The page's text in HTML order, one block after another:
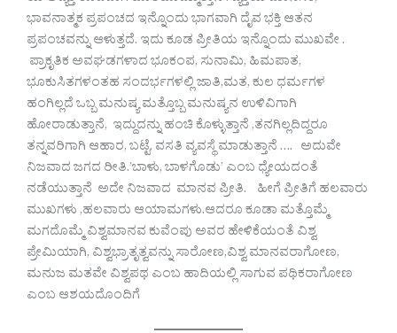
ಭಾವನಾತ್ಮಕ ಪ್ರಪಂಚದ ಇನ್ನೊಂದು ಭಾಗವಾಗಿ ದೈವ ಭಕ್ತಿ ಆತನ
ಪ್ರಪಂಚವನ್ನು ಆಳುತ್ತದೆ. ಇದು ಕೂಡ ಪ್ರೀತಿಯ ಇನ್ನೊಂದು ಮುಖವೇ .
ಪ್ರಾಕೃತಿಕ ಅವಘಡಗಳಾದ ಭೂಕಂಪ, ಸುನಾಮಿ, ಹಿಮಪಾತ,
ಭೂಕುಸಿತಗಳಂತಹ ಸಂದರ್ಭಗಳಲ್ಲಿ ಜಾತಿ,ಮತ, ಕುಲ ಧರ್ಮಗಳ
ಹಂಗಿಲ್ಲದೆ ಒಬ್ಬ ಮನುಷ್ಯ ಮತ್ತೊಬ್ಬ ಮನುಷ್ಯನ ಉಳಿವಿಗಾಗಿ
ಹೋರಾಡುತ್ತಾನೆ, ಇದ್ದುದನ್ನು ಹಂಚಿ ಕೊಳ್ಳುತ್ತಾನೆ ,ತನಗಿಲ್ಲದಿದ್ದರೂ
ತನ್ನವರಿಗಾಗಿ ಆಹಾರ, ಬಟ್ಟೆ, ವಸತಿ ವ್ಯವಸ್ಥೆ ಮಾಡುತ್ತಾನೆ …. ಅದುವೇ
ನಿಜವಾದ ಜಗದ ರೀತಿ.’ಬಾಳು, ಬಾಳಗೊಡು’ ಎಂಬ ಧ್ಯೇಯದಂತೆ
ನಡೆಯುತ್ತಾನೆ ಅದೇ ನಿಜವಾದ ಮಾನವ ಪ್ರೀತಿ. ಹೀಗೆ ಪ್ರೀತಿಗೆ ಹಲವಾರು
ಮುಖಗಳು ,ಹಲವಾರು ಆಯಾಮಗಳು.ಆದರೂ ಕೂಡಾ ಮತ್ತೊಮ್ಮೆ
ಮಗದೊಮ್ಮೆ ವಿಶ್ವಮಾನವ ಕುವೆಂಪು ಅವರ ಹೇಳಿಕೆಯಂತೆ ವಿಶ್ವ
ಪ್ರೇಮಿಯಾಗಿ, ವಿಶ್ವಭ್ರಾತೃತ್ವವನ್ನು ಸಾರೋಣ,ವಿಶ್ವ ಮಾನವರಾಗೋಣ,
ಮನುಜ ಮತವೇ ವಿಶ್ವಪಥ ಎಂಬ ಹಾದಿಯಲ್ಲಿ ಸಾಗುವ ಪಥಿಕರಾಗೋಣ
ಎಂಬ ಆಶಯದೊಂದಿಗೆ